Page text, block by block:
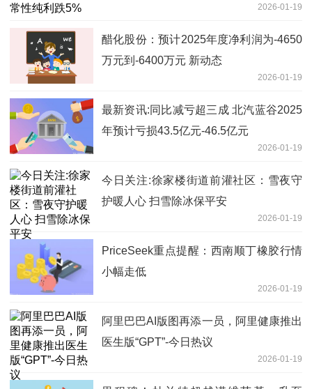
2026-01-19
醋化股份：预计2025年度净利润为-4650
万元到-6400万元 新动态
2026-01-19
最新资讯:同比减亏超三成 北汽蓝谷2025
年预计亏损43.5亿元-46.5亿元
2026-01-19
今日关注:徐家楼街道前灌社区：雪夜守
护暖人心 扫雪除冰保平安
2026-01-19
PriceSeek重点提醒：西南顺丁橡胶行情
小幅走低
2026-01-19
阿里巴巴AI版图再添一员，阿里健康推出
医生版“GPT”-今日热议
2026-01-19